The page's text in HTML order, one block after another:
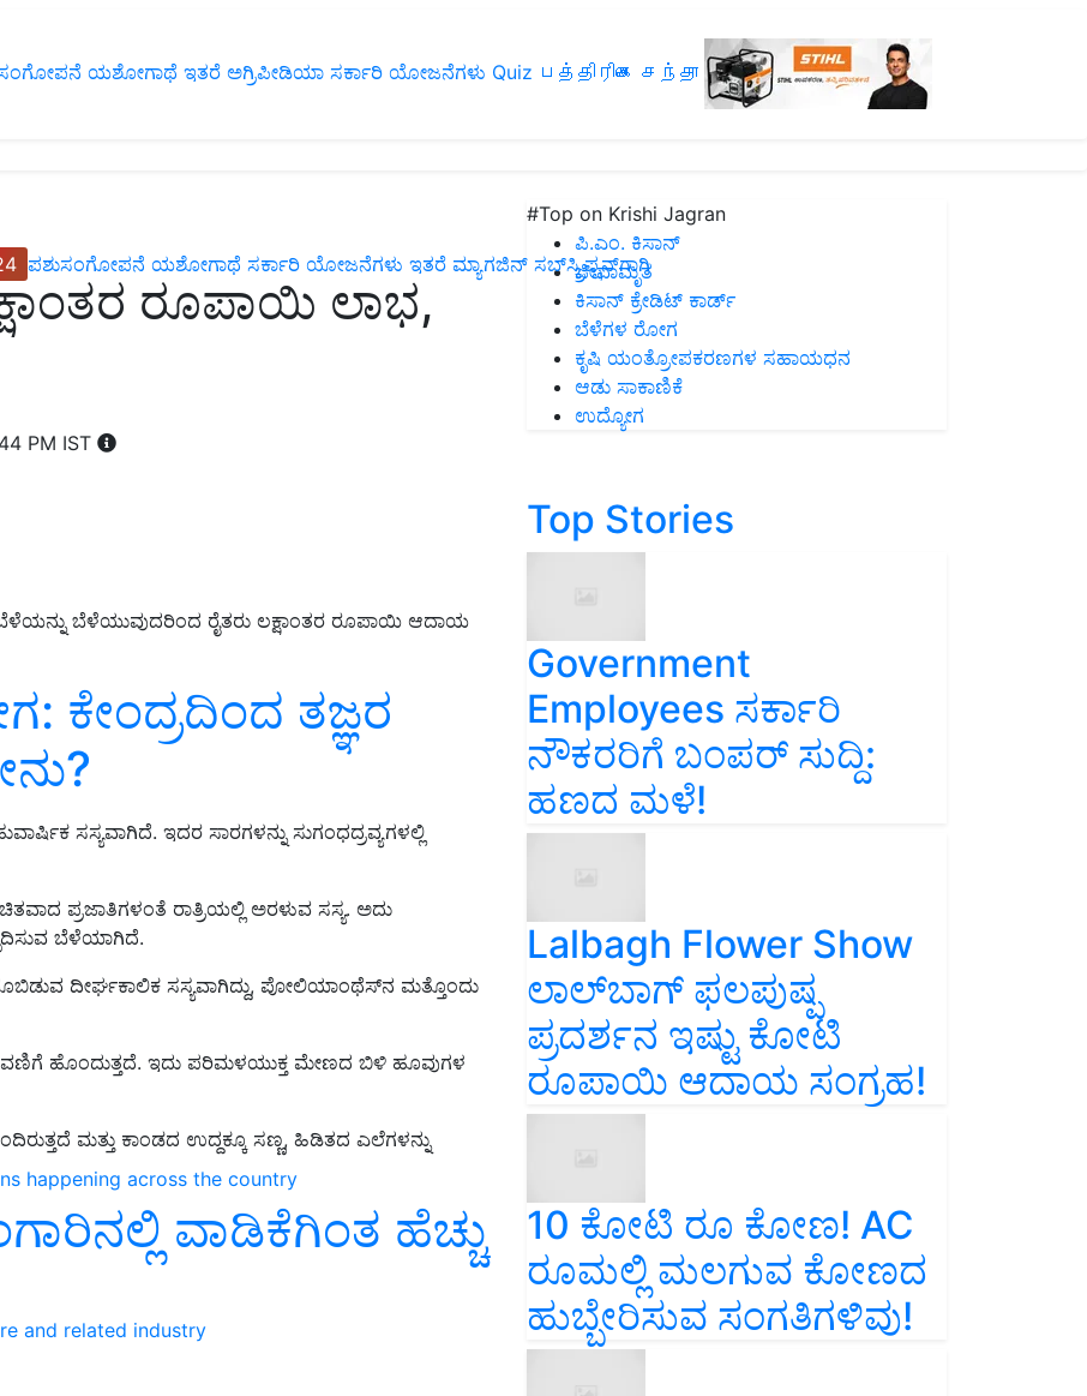
ಯಶೋಗಾಥೆ ಇತರೆ ಅಗ್ರಿಪೀಡಿಯಾ ಸರ್ಕಾರಿ ಯೋಜನೆಗಳು Quiz பத்திரிகை சந்தா
ಪಶುಸಂಗೋಪನೆ ಯಶೋಗಾಥೆ ಸರ್ಕಾರಿ ಯೋಜನೆಗಳು ಇತರೆ ಮ್ಯಾಗಜಿನ್‌ ಸಬ್‌ಸ್ಕ್ರಿಪ್ಷನ್‌ಗಾಗಿ
happening across the country
and related industry
ರೂಪಾಯಿ ಲಾಭ,
PM IST
ಬೆಳೆಯುವುದರಿಂದ ರೈತರು ಲಕ್ಷಾಂತರ ರೂಪಾಯಿ ಆದಾಯ
ಕೇಂದ್ರದಿಂದ ತಜ್ಞರ
ಸಸ್ಯವಾಗಿದೆ. ಇದರ ಸಾರಗಳನ್ನು ಸುಗಂಧದ್ರವ್ಯಗಳಲ್ಲಿ
ಪ್ರಜಾತಿಗಳಂತೆ ರಾತ್ರಿಯಲ್ಲಿ ಅರಳುವ ಸಸ್ಯ. ಅದು
ಬೆಳೆಯಾಗಿದೆ.
ದೀರ್ಘಕಾಲಿಕ ಸಸ್ಯವಾಗಿದ್ದು, ಪೋಲಿಯಾಂಥೆಸ್‌ನ ಮತ್ತೊಂದು
ಹೊಂದುತ್ತದೆ. ಇದು ಪರಿಮಳಯುಕ್ತ ಮೇಣದ ಬಿಳಿ ಹೂವುಗಳ
ಮತ್ತು ಕಾಂಡದ ಉದ್ದಕ್ಕೂ ಸಣ್ಣ, ಹಿಡಿತದ ಎಲೆಗಳನ್ನು
ವಾಡಿಕೆಗಿಂತ ಹೆಚ್ಚು
#Top on Krishi Jagran
ಪಿ.ಎಂ. ಕಿಸಾನ್
ಜೀವಾಮೃತ
ಕಿಸಾನ್ ಕ್ರೇಡಿಟ್ ಕಾರ್ಡ್
ಬೆಳೆಗಳ ರೋಗ
ಕೃಷಿ ಯಂತ್ರೋಪಕರಣಗಳ ಸಹಾಯಧನ
ಆಡು ಸಾಕಾಣಿಕೆ
ಉದ್ಯೋಗ
Top Stories
Government
Employees ಸರ್ಕಾರಿ
ನೌಕರರಿಗೆ ಬಂಪರ್‌ ಸುದ್ದಿ:
ಹಣದ ಮಳೆ!
Lalbagh Flower Show
ಲಾಲ್‌ಬಾಗ್ ಫಲಪುಷ್ಪ
ಪ್ರದರ್ಶನ ಇಷ್ಟು ಕೋಟಿ
ರೂಪಾಯಿ ಆದಾಯ ಸಂಗ್ರಹ!
10 ಕೋಟಿ ರೂ ಕೋಣ! AC
ರೂಮಲ್ಲಿ ಮಲಗುವ ಕೋಣದ
ಹುಬ್ಬೇರಿಸುವ ಸಂಗತಿಗಳಿವು!